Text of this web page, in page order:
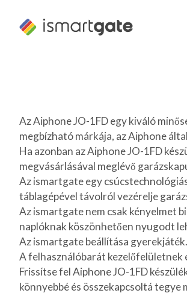
tartalomra
Az Aiphone JO-1FD egy kiváló
megbízható márkája, az Aiphone
Ha azonban az Aiphone JO-1FD
megvásárlásával meglévő
Az ismartgate egy
táblagépével távolról vezérelje
Az ismartgate nem csak kényelmet
naplóknak köszönhetően nyugodt
Az ismartgate beállítása
A felhasználóbarát kezelőfelületnek
Frissítse fel Aiphone JO-1FD
könnyebbé és összekapcsoltá tegye